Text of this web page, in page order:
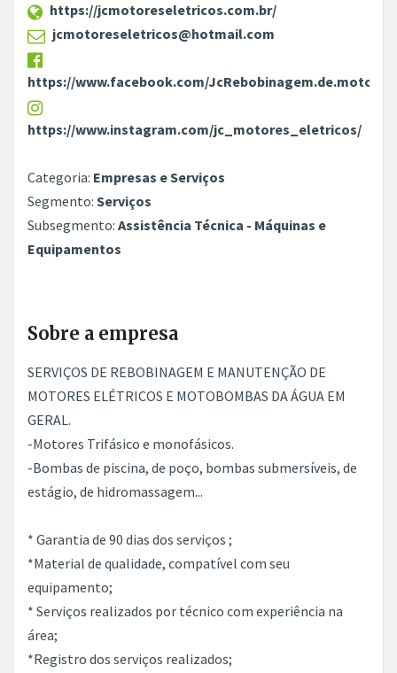
https://jcmotoreseletricos.com.br/
jcmotoreseletricos@hotmail.com
https://www.facebook.com/JcRebobinagem.de.motores
https://www.instagram.com/jc_motores_eletricos/
Categoria: Empresas e Serviços
Segmento: Serviços
Subsegmento: Assistência Técnica - Máquinas e
Equipamentos
Sobre a empresa
SERVIÇOS DE REBOBINAGEM E MANUTENÇÃO DE
MOTORES ELÉTRICOS E MOTOBOMBAS DA ÁGUA EM
GERAL.
-Motores Trifásico e monofásicos.
-Bombas de piscina, de poço, bombas submersíveis, de
estágio, de hidromassagem...
* Garantia de 90 dias dos serviços ;
*Material de qualidade, compatível com seu
equipamento;
* Serviços realizados por técnico com experiência na
área;
*Registro dos serviços realizados;